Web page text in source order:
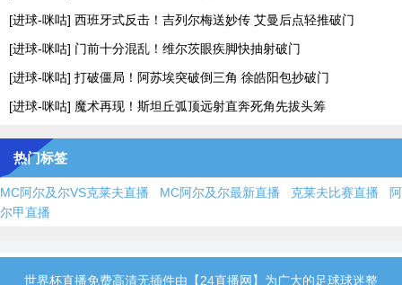
[进球-咪咕] 西班牙式反击！吉列尔梅送妙传 艾曼后点轻推破门
[进球-咪咕] 门前十分混乱！维尔茨眼疾脚快抽射破门
[进球-咪咕] 打破僵局！阿苏埃突破倒三角 徐皓阳包抄破门
[进球-咪咕] 魔术再现！斯坦丘弧顶远射直奔死角先拔头筹
热门标签
MC阿尔及尔VS克莱夫直播 MC阿尔及尔最新直播 克莱夫比赛直播
阿
尔甲直播
世界杯直播免费高清无插件由【24直播网】为广大的足球球迷整